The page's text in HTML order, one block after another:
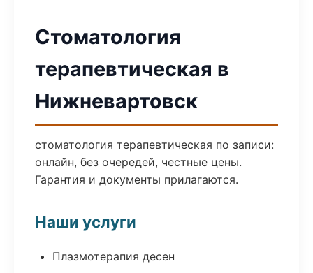
Стоматология
терапевтическая в
Нижневартовск
стоматология терапевтическая по записи:
онлайн, без очередей, честные цены.
Гарантия и документы прилагаются.
Наши услуги
Плазмотерапия десен